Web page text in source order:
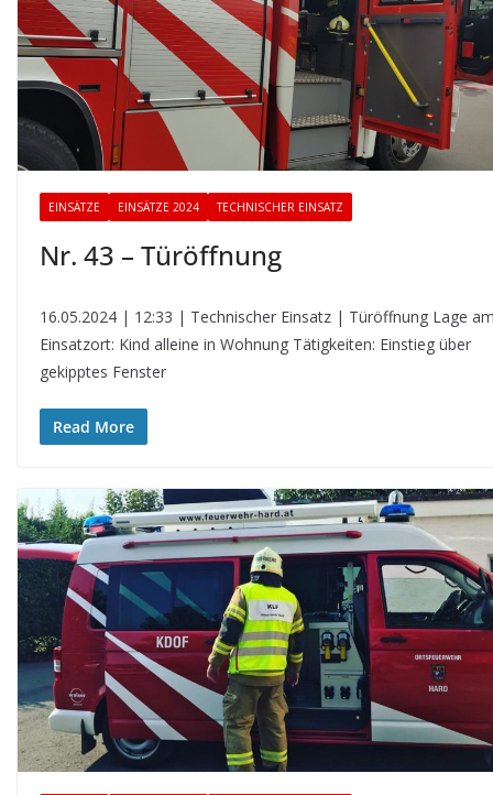
EINSÄTZE EINSÄTZE 2024 TECHNISCHER EINSATZ
Nr. 43 – Türöffnung
16.05.2024 | 12:33 | Technischer Einsatz | Türöffnung Lage
Einsatzort: Kind alleine in Wohnung Tätigkeiten: Einstieg über
gekipptes Fenster
Read More